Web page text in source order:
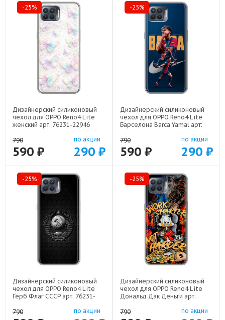
-25%
Дизайнерский силиконовый
чехол для OPPO Reno4 Lite
женский арт: 76231-22946
790
590 ₽
по акции
290 ₽
-25%
Дизайнерский силиконовый
чехол для OPPO Reno4 Lite
Барселона Barca Yamal арт:
790
590 ₽
по акции
290 ₽
-25%
Дизайнерский силиконовый
чехол для OPPO Reno4 Lite
Герб Флаг СССР арт: 76231-
790
по акции
-25%
Дизайнерский силиконовый
чехол для OPPO Reno4 Lite
Дональд Дак Деньги арт:
790
по акции